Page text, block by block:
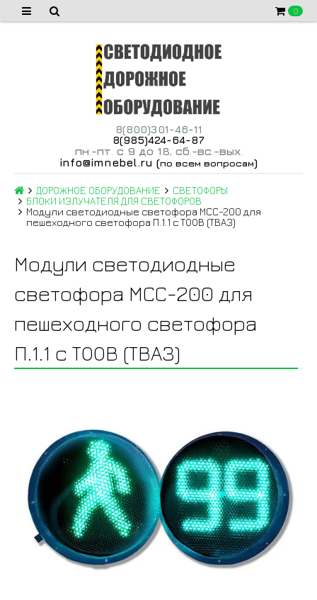
0
8(800)301-46-11
8(985)424-64-87
пн -пт с 9 до 18, сб -вс -вых.
info@imnebel.ru (по всем вопросам)
ДОРОЖНОЕ ОБОРУДОВАНИЕ
СВЕТОФОРЫ
БЛОКИ ИЗЛУЧАТЕЛЯ ДЛЯ СВЕТОФОРОВ
Модули светодиодные светофора МСС-200 для
пешеходного светофора П.1.1 с ТООВ (ТВА3)
Модули светодиодные
светофора МСС-200 для
пешеходного светофора
П.1.1 с ТООВ (ТВА3)